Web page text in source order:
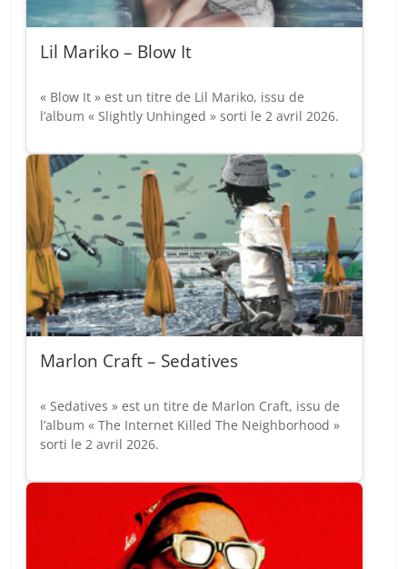
Lil Mariko – Blow It
« Blow It » est un titre de Lil Mariko, issu de
l’album « Slightly Unhinged » sorti le 2 avril 2026.
Marlon Craft – Sedatives
« Sedatives » est un titre de Marlon Craft, issu de
l’album « The Internet Killed The Neighborhood »
sorti le 2 avril 2026.